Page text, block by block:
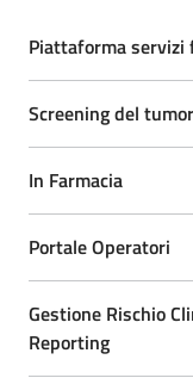
Piattaforma servizi
Screening del
In Farmacia
Portale Operatori
Gestione Rischio
Reporting